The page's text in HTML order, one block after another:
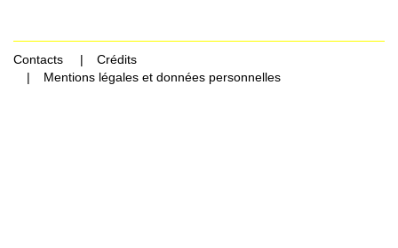
Contacts
Crédits
Mentions légales et données personnelles